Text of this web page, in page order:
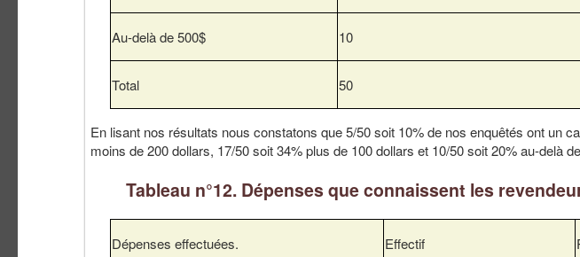
Au-delà de 500$ 10
Total 50
En lisant nos résultats nous constatons que 5/50 soit 10% de nos enquêtés ont un
moins de 200 dollars, 17/50 soit 34% plus de 100 dollars et 10/50 soit 20% au-delà
Tableau n°12. Dépenses que connaissent les
Dépenses effectuées. Effectif